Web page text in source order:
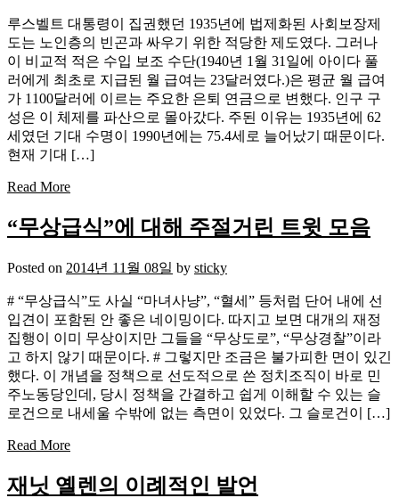
루스벨트 대통령이 집권했던 1935년에 법제화된 사회보장제
도는 노인층의 빈곤과 싸우기 위한 적당한 제도였다. 그러나
이 비교적 적은 수입 보조 수단(1940년 1월 31일에 아이다 풀
러에게 최초로 지급된 월 급여는 23달러였다.)은 평균 월 급여
가 1100달러에 이르는 주요한 은퇴 연금으로 변했다. 인구 구
성은 이 체제를 파산으로 몰아갔다. 주된 이유는 1935년에 62
세였던 기대 수명이 1990년에는 75.4세로 늘어났기 때문이다.
현재 기대 […]
Read More
“무상급식”에 대해 주절거린 트윗 모음
Posted on 2014년 11월 08일 by sticky
# “무상급식”도 사실 “마녀사냥”, “혈세” 등처럼 단어 내에 선
입견이 포함된 안 좋은 네이밍이다. 따지고 보면 대개의 재정
집행이 이미 무상이지만 그들을 “무상도로”, “무상경찰”이라
고 하지 않기 때문이다. # 그렇지만 조금은 불가피한 면이 있긴
했다. 이 개념을 정책으로 선도적으로 쓴 정치조직이 바로 민
주노동당인데, 당시 정책을 간결하고 쉽게 이해할 수 있는 슬
로건으로 내세울 수밖에 없는 측면이 있었다. 그 슬로건이 […]
Read More
재닛 옐렌의 이례적인 발언